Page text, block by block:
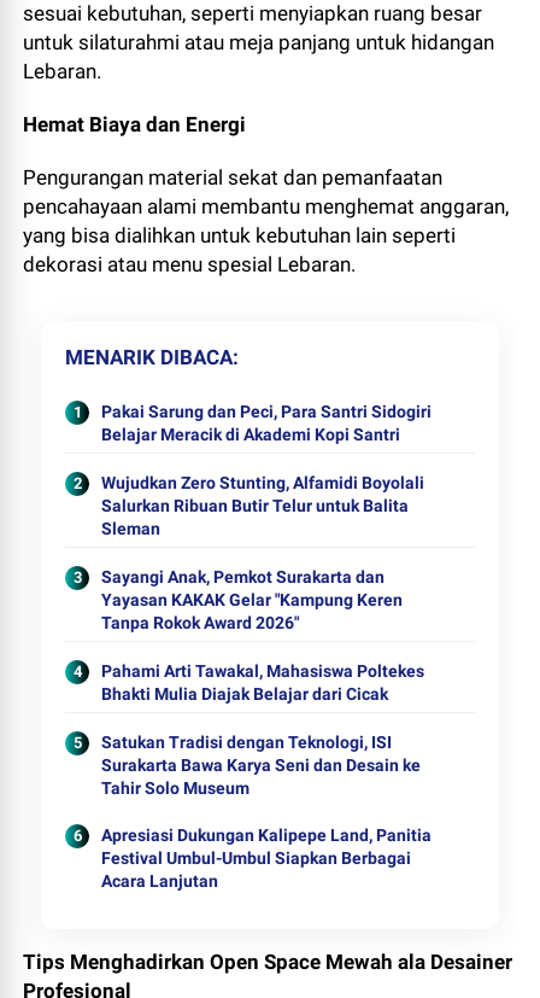
sesuai kebutuhan, seperti menyiapkan ruang besar
untuk silaturahmi atau meja panjang untuk hidangan
Lebaran.
Hemat Biaya dan Energi
Pengurangan material sekat dan pemanfaatan
pencahayaan alami membantu menghemat anggaran,
yang bisa dialihkan untuk kebutuhan lain seperti
dekorasi atau menu spesial Lebaran.
MENARIK DIBACA
Pakai Sarung dan Peci, Para Santri Sidogiri
Belajar Meracik di Akademi Kopi Santri
Wujudkan Zero Stunting, Alfamidi Boyolali
Salurkan Ribuan Butir Telur untuk Balita
Sleman
Sayangi Anak, Pemkot Surakarta dan
Yayasan KAKAK Gelar "Kampung Keren
Tanpa Rokok Award 2026"
Pahami Arti Tawakal, Mahasiswa Poltekes
Bhakti Mulia Diajak Belajar dari Cicak
Satukan Tradisi dengan Teknologi, ISI
Surakarta Bawa Karya Seni dan Desain ke
Tahir Solo Museum
Apresiasi Dukungan Kalipepe Land, Panitia
Festival Umbul-Umbul Siapkan Berbagai
Acara Lanjutan
Tips Menghadirkan Open Space Mewah ala Desainer
Profesional